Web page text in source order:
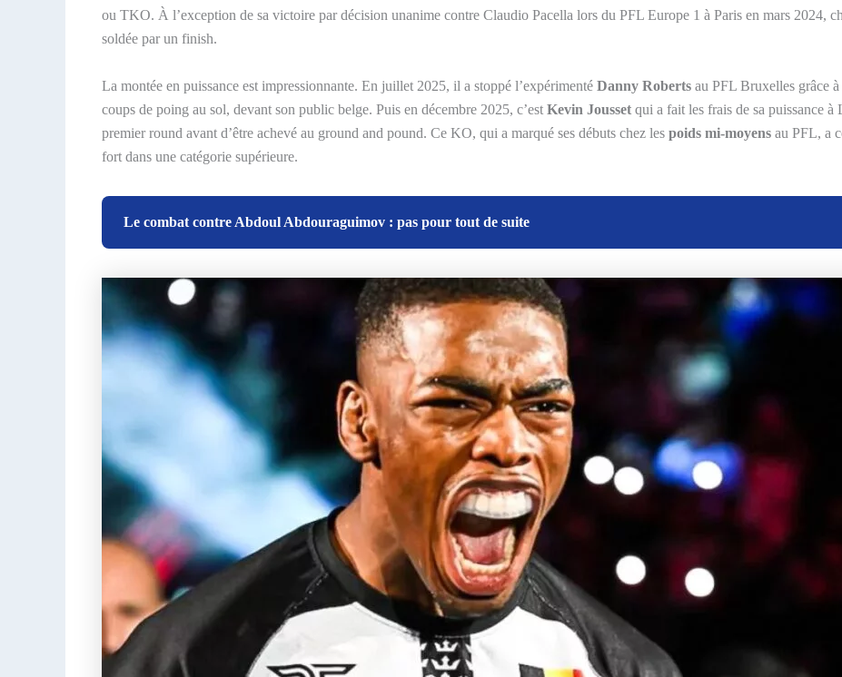
ou TKO. À l’exception de sa victoire par décision unanime contre Claudio Pacella lors du PFL Europe 1 à Paris en mars 2024,
soldée par un finish.
La montée en puissance est impressionnante. En juillet 2025, il a stoppé l’expérimenté Danny Roberts au PFL Bruxelles grâce à
coups de poing au sol, devant son public belge. Puis en décembre 2025, c’est Kevin Jousset qui a fait les frais de sa puissance
premier round avant d’être achevé au ground and pound. Ce KO, qui a marqué ses débuts chez les poids mi-moyens au PFL, a
fort dans une catégorie supérieure.
Le combat contre Abdoul Abdouraguimov : pas pour tout de suite